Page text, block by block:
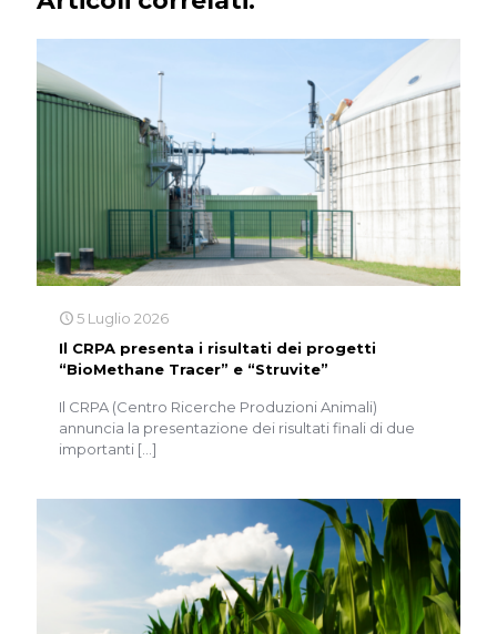
5 Luglio 2026
Il CRPA presenta i risultati dei progetti
“BioMethane Tracer” e “Struvite”
Il CRPA (Centro Ricerche Produzioni Animali)
annuncia la presentazione dei risultati finali di due
importanti […]